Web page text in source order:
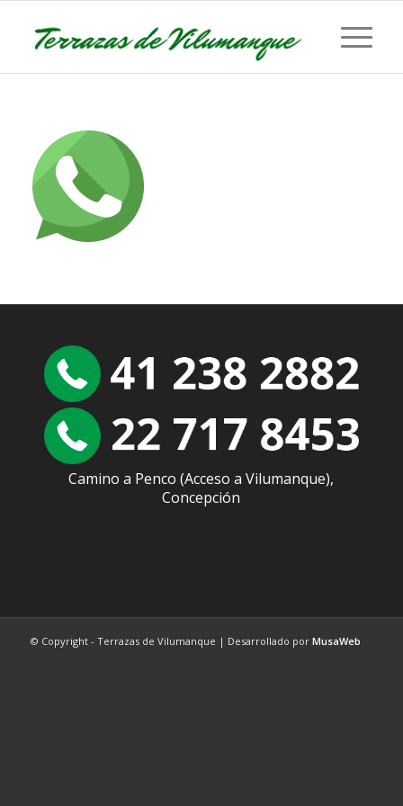
Camino a Penco (Acceso a Vilumanque),
Concepción
© Copyright - Terrazas de Vilumanque | Desarrollado por MusaWeb